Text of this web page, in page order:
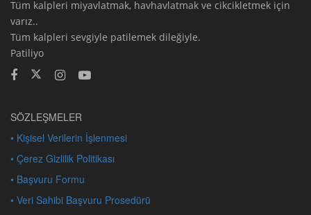
Tüm kalpleri miyavlatmak, havhavlatmak ve cikcikletmek için
varız..
Tüm kalpleri sevgiyle patilemek dileğiyle.
Patiliyo
SÖZLEŞMELER
• Kişisel Verilerin İşlenmesi
• Çerez Gizlilik Politikası
• Başvuru Formu
• Veri Sahibi Başvuru Prosedürü